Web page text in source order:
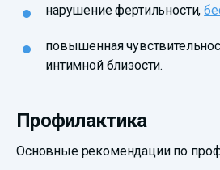
нарушение фертильности,
повышенная
интимной близости.
Профилактика
Основные рекомендации по